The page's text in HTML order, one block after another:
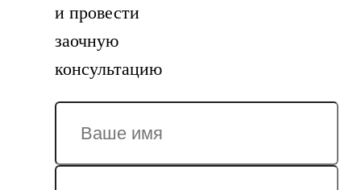
и провести
заочную
консультацию